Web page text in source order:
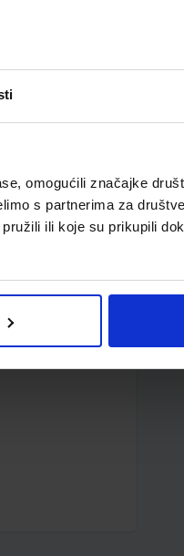
omogućili značajke
s partnerima za
ili koje su prikupili